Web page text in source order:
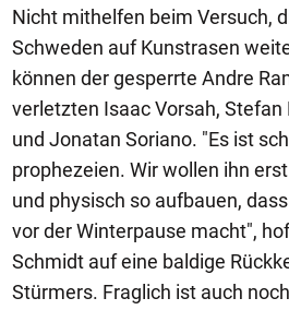
Nicht mithelfen beim Versuch,
Schweden auf Kunstrasen
können der gesperrte Andre
verletzten Isaac Vorsah, Stefan
und Jonatan Soriano. "Es ist
prophezeien. Wir wollen ihn
und physisch so aufbauen,
vor der Winterpause macht",
Schmidt auf eine baldige
Stürmers. Fraglich ist auch